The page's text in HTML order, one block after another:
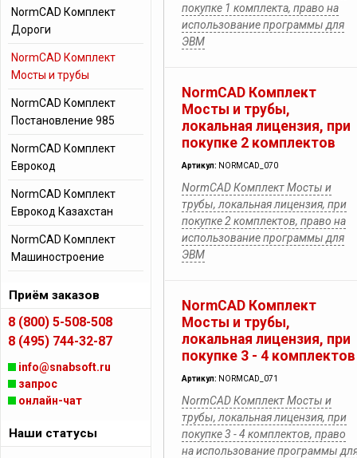
покупке 1 комплекта, право на
использование программы для
ЭВМ
NormCAD Комплект
Мосты и трубы,
локальная лицензия, при
покупке 2 комплектов
Артикул: NORMCAD_070
NormCAD Комплект Мосты и
трубы, локальная лицензия, при
покупке 2 комплектов, право на
использование программы для
ЭВМ
NormCAD Комплект
Мосты и трубы,
локальная лицензия, при
покупке 3 - 4 комплектов
Артикул: NORMCAD_071
NormCAD Комплект Мосты и
трубы, локальная лицензия, при
покупке 3 - 4 комплектов, право
на использование программы
NormCAD Комплект
Дороги
NormCAD Комплект
Мосты и трубы
NormCAD Комплект
Постановление 985
NormCAD Комплект
Еврокод
NormCAD Комплект
Еврокод Казахстан
NormCAD Комплект
Машиностроение
Приём заказов
8 (800) 5-508-508
8 (495) 744-32-87
info@snabsoft.ru
запрос
онлайн-чат
Наши статусы